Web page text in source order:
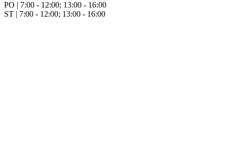
PO | 7:00 - 12:00; 13:00 - 16:00
ST | 7:00 - 12:00; 13:00 - 16:00